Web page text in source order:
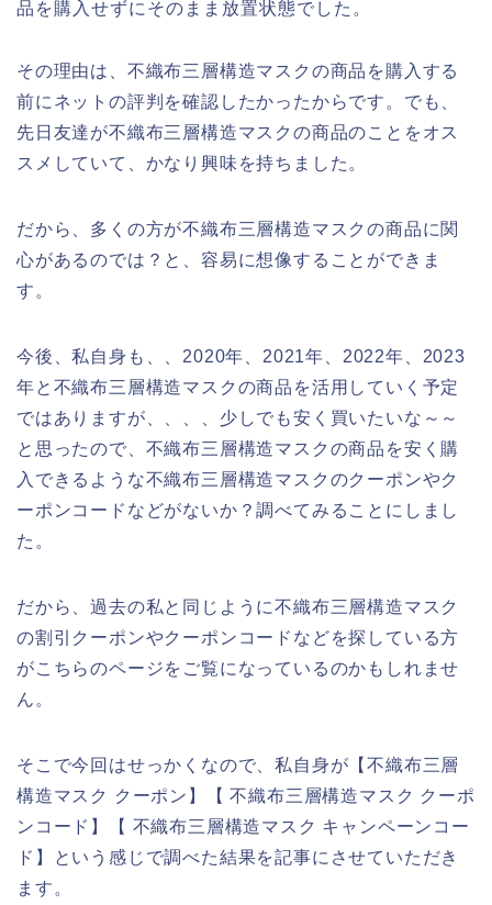
品を購入せずにそのまま放置状態でした。
その理由は、不織布三層構造マスクの商品を購入する
前にネットの評判を確認したかったからです。でも、
先日友達が不織布三層構造マスクの商品のことをオス
スメしていて、かなり興味を持ちました。
だから、多くの方が不織布三層構造マスクの商品に関
心があるのでは？と、容易に想像することができま
す。
今後、私自身も、、2020年、2021年、2022年、2023
年と不織布三層構造マスクの商品を活用していく予定
ではありますが、、、、少しでも安く買いたいな～～
と思ったので、不織布三層構造マスクの商品を安く購
入できるような不織布三層構造マスクのクーポンやク
ーポンコードなどがないか？調べてみることにしまし
た。
だから、過去の私と同じように不織布三層構造マスク
の割引クーポンやクーポンコードなどを探している方
がこちらのページをご覧になっているのかもしれませ
ん。
そこで今回はせっかくなので、私自身が【不織布三層
構造マスク クーポン】【 不織布三層構造マスク クーポ
ンコード】【 不織布三層構造マスク キャンペーンコー
ド】という感じで調べた結果を記事にさせていただき
ます。